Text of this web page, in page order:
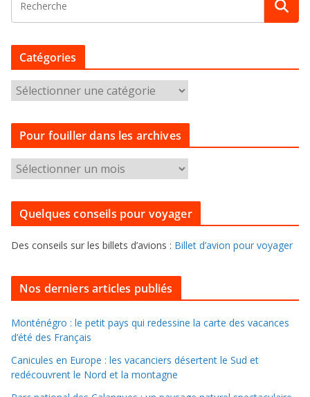
Catégories
a
t
g
e
s
Pour fouiller dans les archives
o
u
o
l
l
e
r
d
Quelques conseils pour voyager
Des conseils sur les billets d’avions : Billet d’avion pour voyager
Nos derniers articles publiés
Monténégro : le petit pays qui redessine la carte des vacances
d’été des Français
Canicules en Europe : les vacanciers désertent le Sud et
redécouvrent le Nord et la montagne